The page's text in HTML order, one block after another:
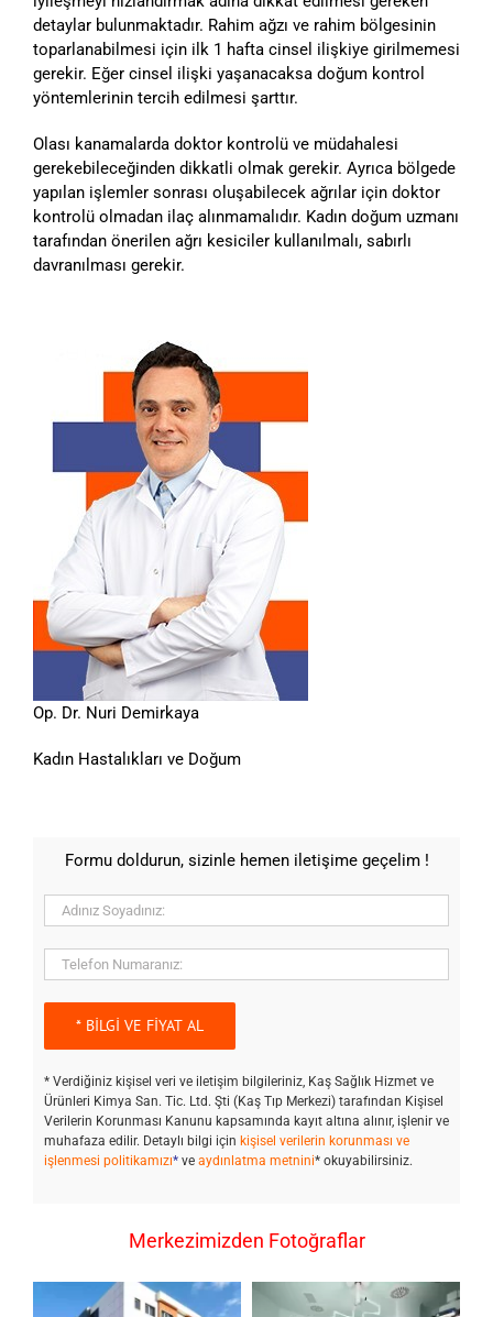
detaylar bulunmaktadır. Rahim ağzı ve rahim bölgesinin
toparlanabilmesi için ilk 1 hafta cinsel ilişkiye girilmemesi
gerekir. Eğer cinsel ilişki yaşanacaksa doğum kontrol
yöntemlerinin tercih edilmesi şarttır.
Olası kanamalarda doktor kontrolü ve müdahalesi
gerekebileceğinden dikkatli olmak gerekir. Ayrıca bölgede
yapılan işlemler sonrası oluşabilecek ağrılar için doktor
kontrolü olmadan ilaç alınmamalıdır. Kadın doğum uzmanı
tarafından önerilen ağrı kesiciler kullanılmalı, sabırlı
davranılması gerekir.
Op. Dr. Nuri Demirkaya
Kadın Hastalıkları ve Doğum
Formu doldurun, sizinle hemen iletişime geçelim !
* Verdiğiniz kişisel veri ve iletişim bilgileriniz, Kaş Sağlık Hizmet ve
Ürünleri Kimya San. Tic. Ltd. Şti (Kaş Tıp Merkezi) tarafından Kişisel
Verilerin Korunması Kanunu kapsamında kayıt altına alınır, işlenir ve
muhafaza edilir. Detaylı bilgi için kişisel verilerin korunması ve
işlenmesi politikamızı* ve aydınlatma metnini* okuyabilirsiniz.
Merkezimizden Fotoğraflar